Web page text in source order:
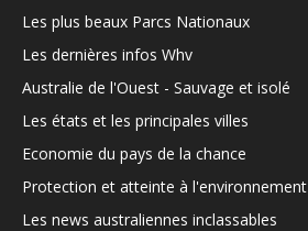
Les plus beaux Parcs Nationaux
Les dernières infos Whv
Australie de l'Ouest - Sauvage et isolé
Les états et les principales villes
Economie du pays de la chance
Protection et atteinte à l'environnement
Les news australiennes inclassables